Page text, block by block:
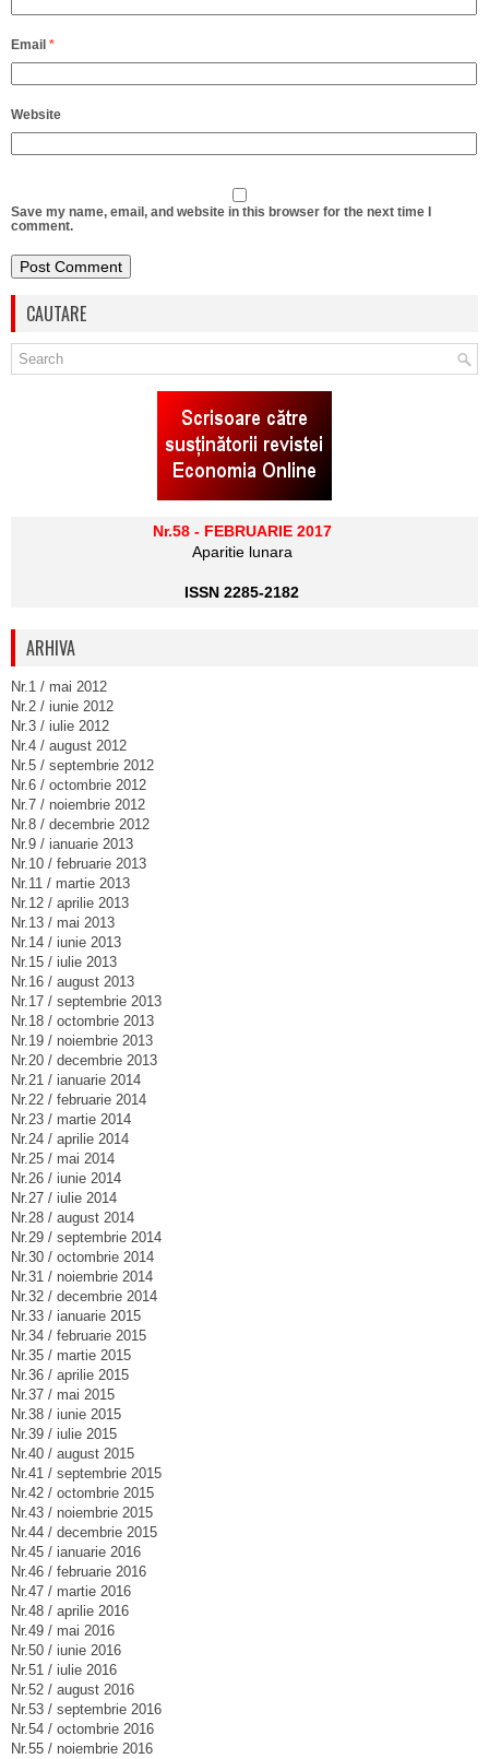
Email *
Website
Save my name, email, and website in this browser for the next time I
comment.
CAUTARE
Nr.58 - FEBRUARIE 2017
Aparitie lunara
ISSN 2285-2182
ARHIVA
Nr.1 / mai 2012
Nr.2 / iunie 2012
Nr.3 / iulie 2012
Nr.4 / august 2012
Nr.5 / septembrie 2012
Nr.6 / octombrie 2012
Nr.7 / noiembrie 2012
Nr.8 / decembrie 2012
Nr.9 / ianuarie 2013
Nr.10 / februarie 2013
Nr.11 / martie 2013
Nr.12 / aprilie 2013
Nr.13 / mai 2013
Nr.14 / iunie 2013
Nr.15 / iulie 2013
Nr.16 / august 2013
Nr.17 / septembrie 2013
Nr.18 / octombrie 2013
Nr.19 / noiembrie 2013
Nr.20 / decembrie 2013
Nr.21 / ianuarie 2014
Nr.22 / februarie 2014
Nr.23 / martie 2014
Nr.24 / aprilie 2014
Nr.25 / mai 2014
Nr.26 / iunie 2014
Nr.27 / iulie 2014
Nr.28 / august 2014
Nr.29 / septembrie 2014
Nr.30 / octombrie 2014
Nr.31 / noiembrie 2014
Nr.32 / decembrie 2014
Nr.33 / ianuarie 2015
Nr.34 / februarie 2015
Nr.35 / martie 2015
Nr.36 / aprilie 2015
Nr.37 / mai 2015
Nr.38 / iunie 2015
Nr.39 / iulie 2015
Nr.40 / august 2015
Nr.41 / septembrie 2015
Nr.42 / octombrie 2015
Nr.43 / noiembrie 2015
Nr.44 / decembrie 2015
Nr.45 / ianuarie 2016
Nr.46 / februarie 2016
Nr.47 / martie 2016
Nr.48 / aprilie 2016
Nr.49 / mai 2016
Nr.50 / iunie 2016
Nr.51 / iulie 2016
Nr.52 / august 2016
Nr.53 / septembrie 2016
Nr.54 / octombrie 2016
Nr.55 / noiembrie 2016